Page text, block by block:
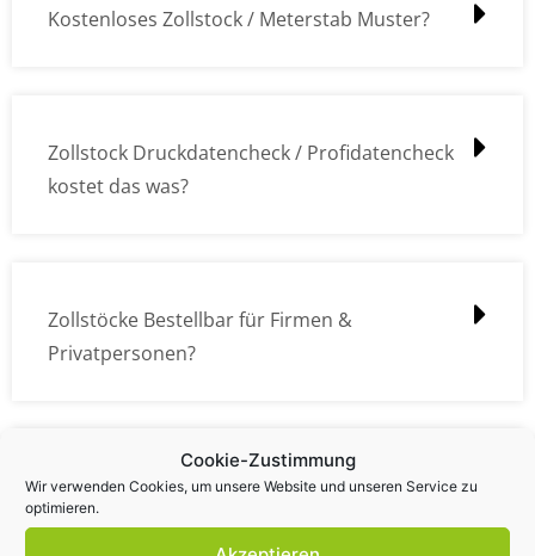
Cookie-Zustimmung
Wir verwenden Cookies, um unsere Website und unseren Service zu
optimieren.
Kostenloses Zollstock / Meterstab Muster?
Zollstock Druckdatencheck / Profidatencheck
kostet das was?
Zollstöcke Bestellbar für Firmen &
Privatpersonen?
Wie kann ich die Daten (z.B. Logos und Texte)
übermitteln?